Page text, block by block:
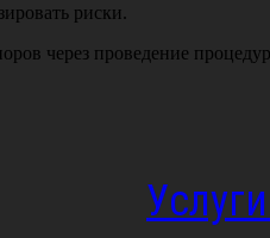
риски.
через проведение